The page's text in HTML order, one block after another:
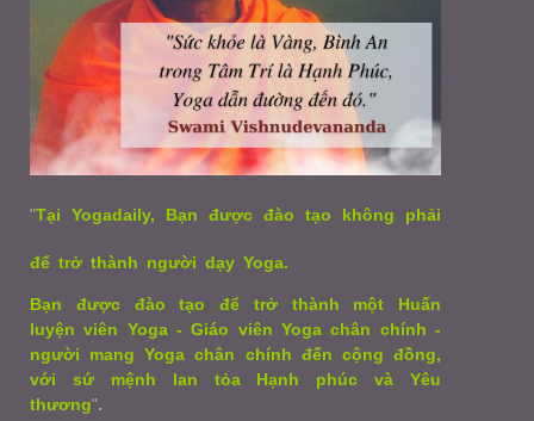
"Tại Yogadaily, Bạn được đào tạo không phải
để trở thành người dạy Yoga.
Bạn được đào tạo để trở thành một Huấn
luyện viên Yoga - Giáo viên Yoga chân chính -
người mang Yoga chân chính đến cộng đồng,
với sứ mệnh lan tỏa Hạnh phúc và Yêu
thương".